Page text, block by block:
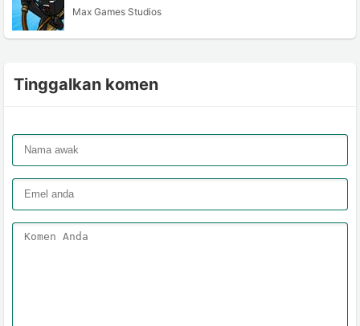
Max Games Studios
Tinggalkan komen